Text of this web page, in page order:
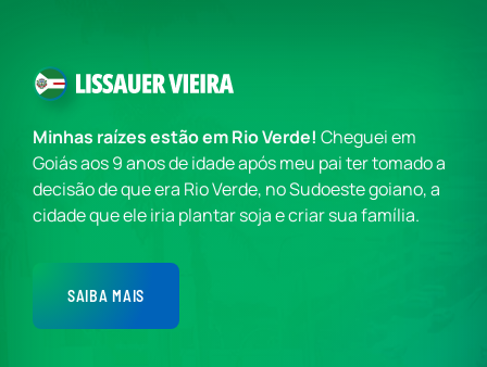
Minhas raízes estão em Rio Verde! Cheguei em
Goiás aos 9 anos de idade após meu pai ter tomado a
decisão de que era Rio Verde, no Sudoeste goiano, a
cidade que ele iria plantar soja e criar sua família.
SAIBA MAIS